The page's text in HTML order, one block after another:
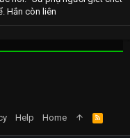
Hắn còn liên
Help Home
R